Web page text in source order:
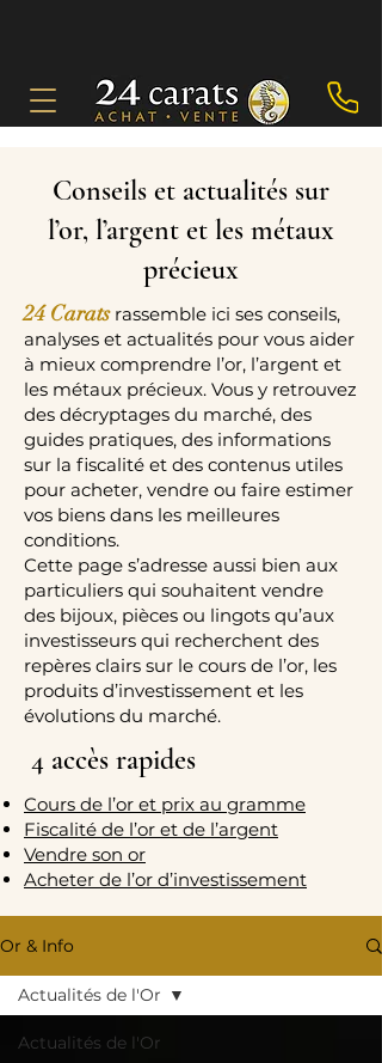
Conseils et actualités sur
l’or, l’argent et les métaux
précieux
24 Caratsrassemble ici ses conseils,
analyses et actualités pour vous aider
à mieux comprendre l’or, l’argent et
les métaux précieux. Vous y retrouvez
des décryptages du marché, des
guides pratiques, des informations
sur la fiscalité et des contenus utiles
pour acheter, vendre ou faire estimer
vos biens dans les meilleures
conditions.
Cette page s’adresse aussi bien aux
particuliers qui souhaitent vendre
des bijoux, pièces ou lingots qu’aux
investisseurs qui recherchent des
repères clairs sur le cours de l’or, les
produits d’investissement et les
évolutions du marché.
4 accès rapides
Cours de l’or et prix au gramme
Fiscalité de l’or et de l’argent
Vendre son or
Acheter de l’or d’investissement
Or & Info
Actualités de l'Or
Actualités de l'Or